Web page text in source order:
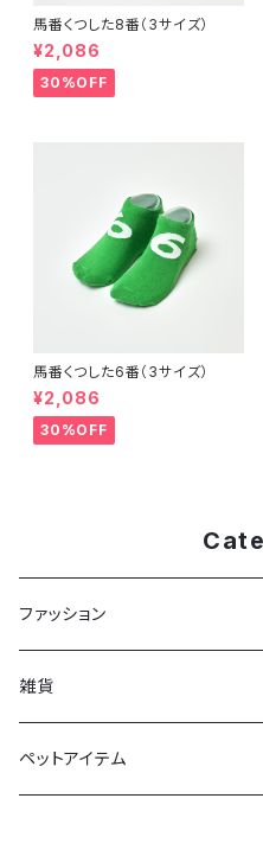
馬番くつした8番（3サイズ）
¥2,086
30%OFF
馬番くつした6番（3サイズ）
¥2,086
30%OFF
ファッション
Tシャツ
靴下
雑貨
馬券ケース
ペットアイテム